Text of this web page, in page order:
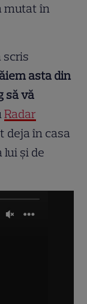
mutat în
scris
asta din
să vă
Radar
deja în casa
și de